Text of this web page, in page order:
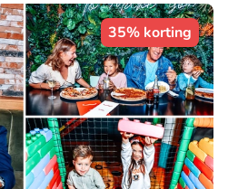
35% korting